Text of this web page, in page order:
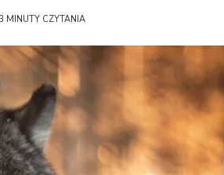
3 MINUTY CZYTANIA